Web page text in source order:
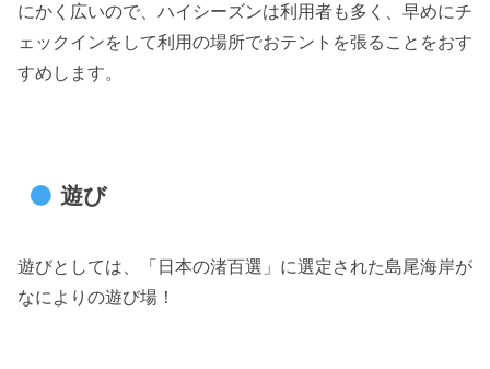
にかく広いので、ハイシーズンは利用者も多く、早めにチ
ェックインをして利用の場所でおテントを張ることをおす
すめします。
遊び
遊びとしては、「日本の渚百選」に選定された島尾海岸が
なによりの遊び場！